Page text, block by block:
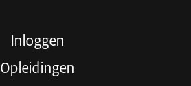
Inloggen
Opleidingen